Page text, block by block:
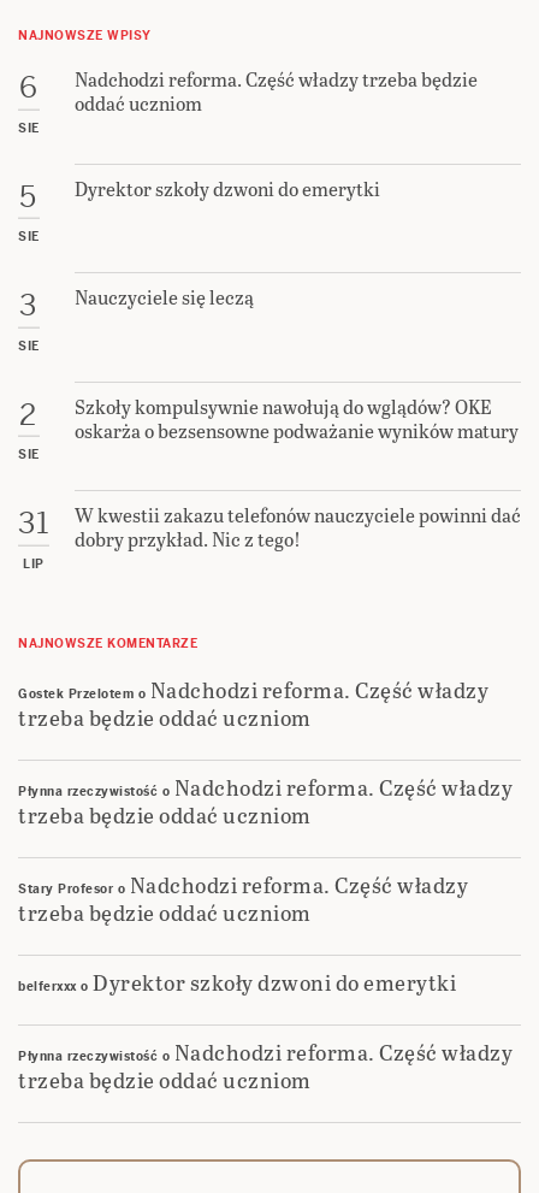
NAJNOWSZE WPISY
6
SIE
Nadchodzi reforma. Część władzy trzeba będzie
oddać uczniom
5
SIE
Dyrektor szkoły dzwoni do emerytki
3
SIE
Nauczyciele się leczą
2
SIE
Szkoły kompulsywnie nawołują do wglądów? OKE
oskarża o bezsensowne podważanie wyników matury
31
LIP
W kwestii zakazu telefonów nauczyciele powinni dać
dobry przykład. Nic z tego!
NAJNOWSZE KOMENTARZE
Gostek Przelotem o Nadchodzi reforma. Część władzy
trzeba będzie oddać uczniom
Płynna rzeczywistość o Nadchodzi reforma. Część władzy
trzeba będzie oddać uczniom
Stary Profesor o Nadchodzi reforma. Część władzy
trzeba będzie oddać uczniom
belferxxxo Dyrektor szkoły dzwoni do emerytki
Płynna rzeczywistość o Nadchodzi reforma. Część władzy
trzeba będzie oddać uczniom